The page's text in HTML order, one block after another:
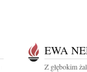
EWA
Z głębokim